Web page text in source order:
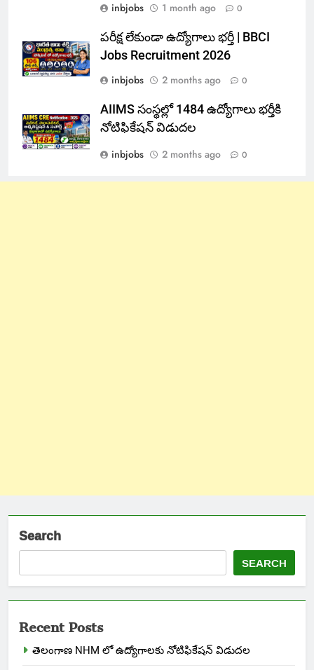
inbjobs
1 month ago 0
పరీక్ష లేకుండా ఉద్యోగాలు భర్తీ | BBCI
Jobs Recruitment 2026
inbjobs
2 months ago 0
AIIMS సంస్థల్లో 1484 ఉద్యోగాలు భర్తీకి
నోటిఫికేషన్ విడుదల
inbjobs
2 months ago 0
Search
SEARCH
Recent Posts
తెలంగాణ NHM లో ఉద్యోగాలకు నోటిఫికేషన్ విడుదల